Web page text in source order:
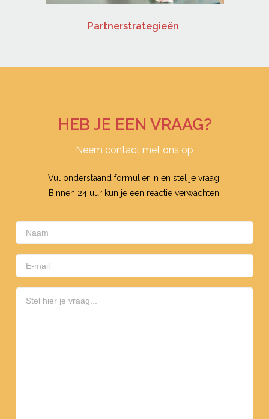
Partnerstrategieën
HEB JE EEN VRAAG?
Neem contact met ons op
Vul onderstaand formulier in en stel je vraag.
Binnen 24 uur kun je een reactie verwachten!